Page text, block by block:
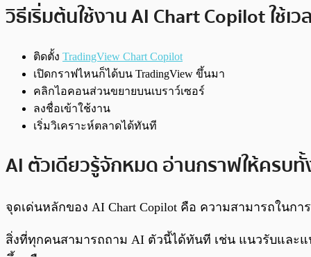
วิธีเริ่มต้นใช้งาน AI Chart Copilot ใช้เ
ติดตั้ง TradingView Chart Copilot
เปิดกราฟไหนก็ได้บน TradingView ขึ้นมา
คลิกไอคอนส่วนขยายบนเบราว์เซอร์
ลงชื่อเข้าใช้งาน
เริ่มวิเคราะห์ตลาดได้ทันที
AI ตัวเดียวรู้จักหมด อ่านกราฟให้ครบทั้
จุดเด่นหลักของ AI Chart Copilot คือ ความสามารถในก
สิ่งที่ทุกคนสามารถถาม AI ตัวนี้ได้ทันที เช่น แนวรับและ